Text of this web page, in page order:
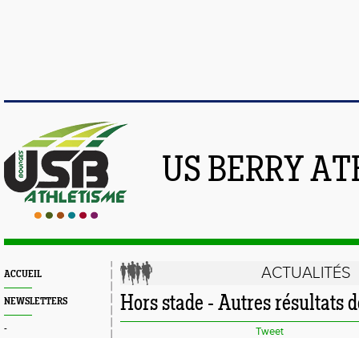
US BERRY
ACCUEIL
NEWSLETTERS
-
ACTUALITÉS
Hors stade - Autres résultats
Tweet